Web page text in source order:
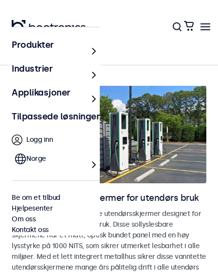
Utendørs
Skjermer og touchskjermer for utendørs bruk
Utforsk våre værbestandige utendørsskjermer designet for
industriell og kommersiell bruk. Disse sollyslesbare
skjermene har et matt, optisk bundet panel med en høy
lysstyrke på 1000 NITS, som sikrer utmerket lesbarhet i alle
miljøer. Med et lett integrert metallhus sikrer disse vanntette
utendørsskjermene mange års pålitelig drift i alle utendørs
Produkter
Industrier
Applikasjoner
Tilpassede løsninger
Logg inn
Norge
Be om et tilbud
Hjelpesenter
Om oss
Kontakt oss